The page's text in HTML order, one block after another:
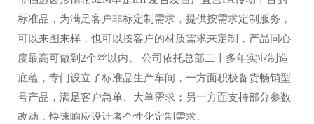
标准品，为满足客户非标定制需求，提供按需求定制服务，
可以来图来样，也可以按客户的材质需求来定制，产品同心
度最高可做到2个丝以内。 公司依托总部二十多年实业制造
底蕴，专门设立了标准品生产车间，一方面积极备货畅销型
号产品，满足客户急单、大单需求；另一方面支持部分参数
改动，快速响应设计者个性化定制需求。